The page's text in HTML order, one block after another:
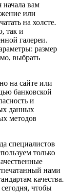
вам
или
на холсте.
так и
галереи.
размер
выбрать
на сайте или
банковской
и
данных
методов
специалистов
только
нами
качества.
чтобы